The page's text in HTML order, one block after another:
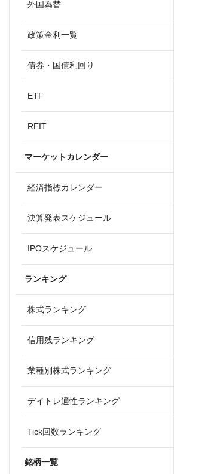
外国為替
政策金利一覧
債券・国債利回り
ETF
REIT
マーケットカレンダー
経済指標カレンダー
決算発表スケジュール
IPOスケジュール
ランキング
株式ランキング
信用残ランキング
業種別株式ランキング
デイトレ適性ランキング
Tick回数ランキング
銘柄一覧